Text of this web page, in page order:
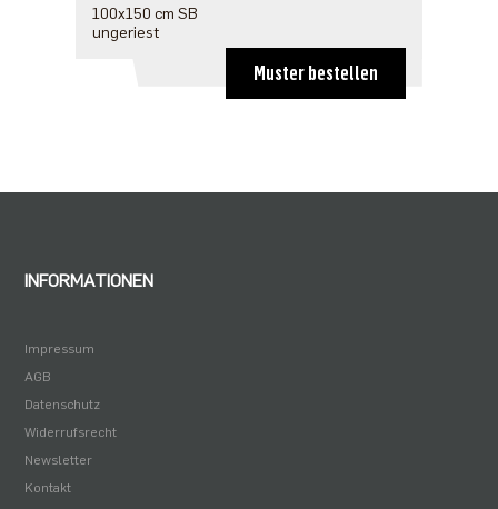
100x150 cm SB
ungeriest
Muster bestellen
INFORMATIONEN
Impressum
AGB
Datenschutz
Widerrufsrecht
Newsletter
Kontakt